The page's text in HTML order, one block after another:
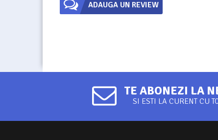
ADAUGA UN REVIEW
TE ABONEZI LA